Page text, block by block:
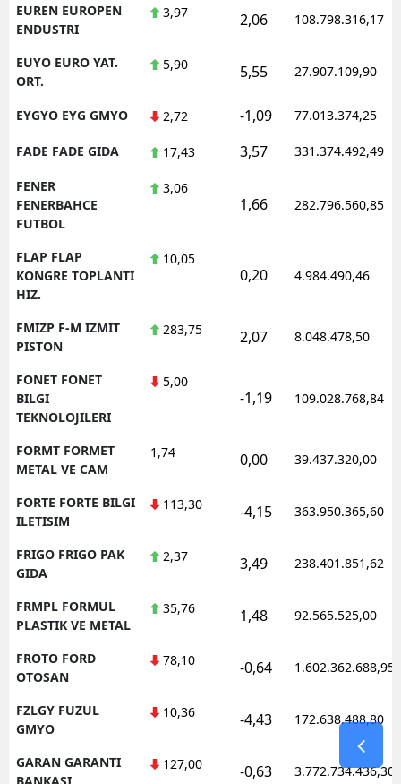
EUREN EUROPEN
ENDUSTRI
3,97 2,06 108.798.316,17
EUYO EURO YAT.
ORT.
5,90 5,55 27.907.109,90
EYGYO EYG GMYO 2,72 -1,09 77.013.374,25
FADE FADE GIDA 17,43 3,57 331.374.492,49
FENER
FENERBAHCE
FUTBOL
3,06
1,66 282.796.560,85
FLAP FLAP
KONGRE TOPLANTI
HIZ.
10,05
0,20 4.984.490,46
FMIZP F-M IZMIT
PISTON
283,75 2,07 8.048.478,50
FONET FONET
BILGI
TEKNOLOJILERI
5,00
-1,19 109.028.768,84
FORMT FORMET
METAL VE CAM
1,74 0,00 39.437.320,00
FORTE FORTE BILGI
ILETISIM
113,30 -4,15 363.950.365,60
FRIGO FRIGO PAK
GIDA
2,37 3,49 238.401.851,62
FRMPL FORMUL
PLASTIK VE METAL
35,76 1,48 92.565.525,00
FROTO FORD
OTOSAN
78,10 -0,64 1.602.362.688,95
FZLGY FUZUL
GMYO
10,36 -4,43 172.638.488,80
GARAN GARANTI
BANKASI
127,00 -0,63 3.772.734.436,30